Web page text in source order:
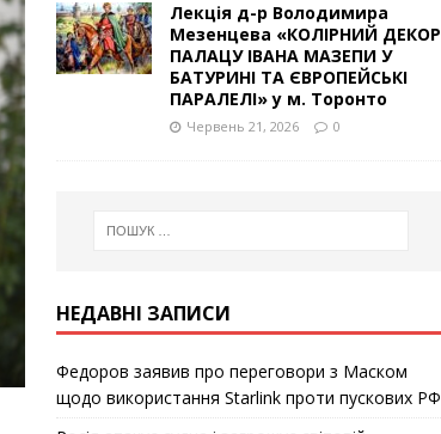
Лекція д-р Володимира
Мезенцева «КОЛІРНИЙ ДЕКОР
ПАЛАЦУ ІВАНА МАЗЕПИ У
БАТУРИНІ ТА ЄВРОПЕЙСЬКІ
ПАРАЛЕЛІ» у м. Торонто
Червень 21, 2026 0
НЕДАВНІ ЗАПИСИ
Федоров заявив про переговори з Маском
щодо використання Starlink проти пускових РФ